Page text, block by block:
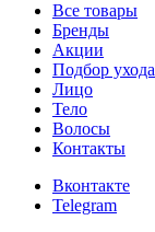
Все товары
Бренды
Акции
Подбор ухода
Лицо
Тело
Волосы
Контакты
Вконтакте
Telegram